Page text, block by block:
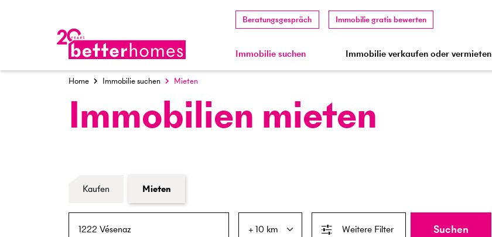
Beratungsgespräch Immobilie gratis bewerten
Immobilie suchen Immobilie verkaufen oder vermieten
Home Immobilie suchen Mieten
Immobilien mieten
Formular Immobiliensuche
Kaufen
Mieten
Weitere Filter Suchen